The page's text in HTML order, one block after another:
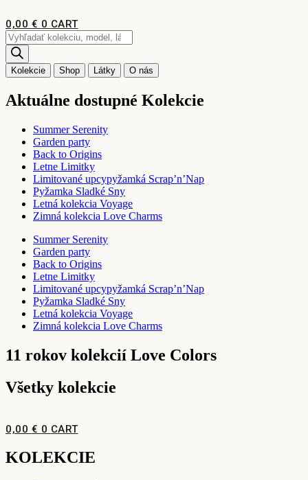
na
obsah
0,00 € 0 CART
Products
search
Kolekcie Shop Látky O nás
Aktuálne dostupné Kolekcie
Summer Serenity
Garden party
Back to Origins
Letne Limitky
Limitované upcypyžamká Scrap’n’Nap
Pyžamka Sladké Sny
Letná kolekcia Voyage
Zimná kolekcia Love Charms
Summer Serenity
Garden party
Back to Origins
Letne Limitky
Limitované upcypyžamká Scrap’n’Nap
Pyžamka Sladké Sny
Letná kolekcia Voyage
Zimná kolekcia Love Charms
11 rokov kolekcií Love Colors
Všetky kolekcie
0,00 € 0 CART
KOLEKCIE